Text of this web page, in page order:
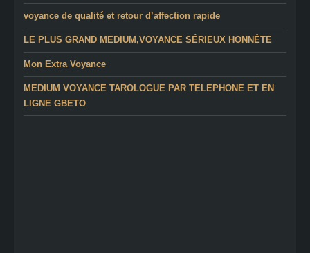
voyance de qualité et retour d’affection rapide
LE PLUS GRAND MEDIUM,VOYANCE SÉRIEUX HONNÊTE
Mon Extra Voyance
MEDIUM VOYANCE TAROLOGUE PAR TELEPHONE ET EN
LIGNE GBETO